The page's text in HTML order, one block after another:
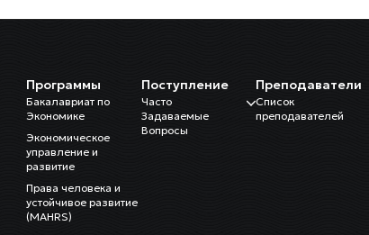
Программы
Бакалавриат по
Экономике
Экономическое
управление и
развитие
Права человека и
устойчивое развитие
(MAHRS)
Поступление
Часто
Задаваемые
Вопросы
Преподаватели
Список
преподавателей